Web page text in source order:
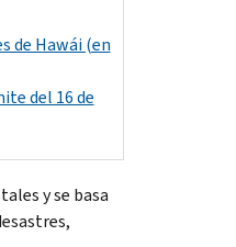
de Hawái (en
del 16 de
y se basa